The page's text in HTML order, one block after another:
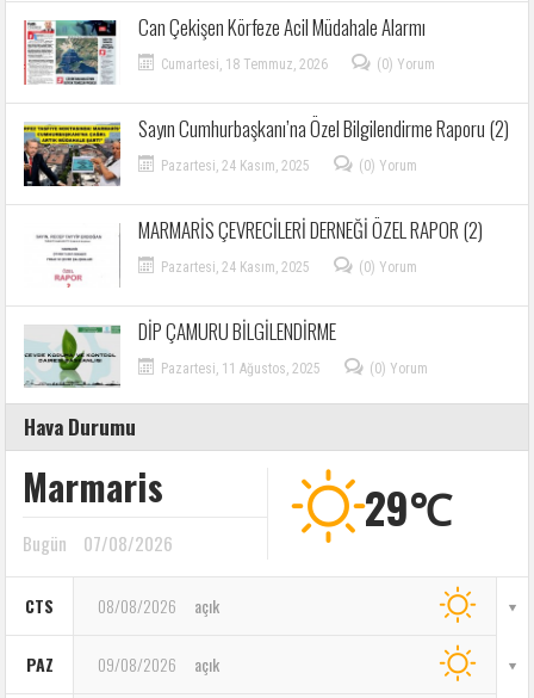
Can Çekişen Körfeze Acil Müdahale Alarmı
Cumartesi, 18 Temmuz, 2026 (0) Yorum
Sayın Cumhurbaşkanı’na Özel Bilgilendirme Raporu (2)
Pazartesi, 24 Kasım, 2025 (0) Yorum
MARMARİS ÇEVRECİLERİ DERNEĞİ ÖZEL RAPOR (2)
Pazartesi, 24 Kasım, 2025 (0) Yorum
DİP ÇAMURU BİLGİLENDİRME
Pazartesi, 11 Ağustos, 2025 (0) Yorum
Hava Durumu
Marmaris
Bugün 07/08/2026
29℃
CTS 08/08/2026 açık
PAZ 09/08/2026 açık